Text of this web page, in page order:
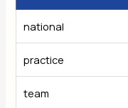
national
practice
team